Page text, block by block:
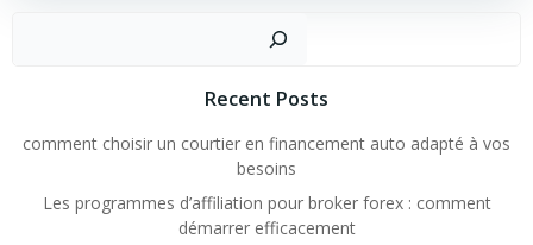
Rechercher
Recent Posts
comment choisir un courtier en financement auto adapté à vos
besoins
Les programmes d’affiliation pour broker forex : comment
démarrer efficacement